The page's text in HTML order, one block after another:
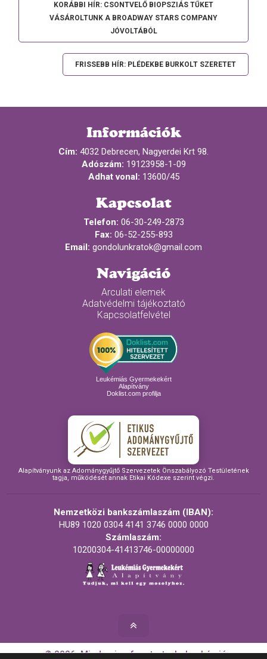
KORÁBBI HÍR: CSONTVELŐ BIOPSZIÁS TŰKET
VÁSÁROLTUNK A BROADWAY STARS COMPANY
JÓVOLTÁBÓL
FRISSEBB HÍR: PLÉDEKBE BURKOLT SZERETET
Információk
Cím: 4032 Debrecen, Nagyerdei Krt 98.
Adószám: 19123958-1-09
Adhat vonal: 13600/45
Kapcsolat
Telefon: 06-30-249-2873
Fax: 06-52-255-893
Email: gondolunkratok@gmail.com
Navigáció
Arculati elemek
Adatvédelmi tájékoztató
Kapcsolatfelvétel
Leukémiás Gyermekekért
Alapítvány
Doklist.com profilja
Alapítványunk az Adománygyűjtő Szervezetek Önszabályozó Testületének
tagja, működését annak Etikai Kódexe szerint végzi.
Nemzetközi bankszámlaszám (IBAN):
HU89 1020 0304 4141 3746 0000 0000
Számlaszám:
10200304-41413746-00000000
© 2026. Minden jog fenntartva! - Leukémiás